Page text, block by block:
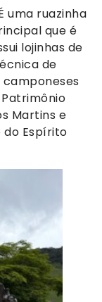
uma ruazinha
que é
lojinhas de
de
Martins e
do Espírito